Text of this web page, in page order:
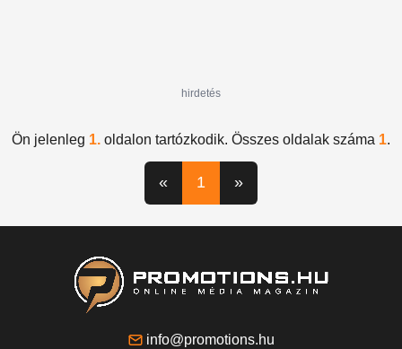
hirdetés
Ön jelenleg 1. oldalon tartózkodik. Összes oldalak száma 1.
« 1 »
info@promotions.hu